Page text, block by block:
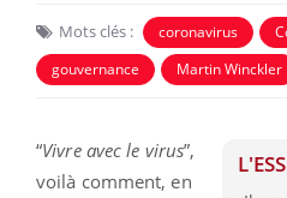
Mots clés : coronavirus
gouvernance
Martin Winckler
“Vivre avec le virus”,
voilà comment, en